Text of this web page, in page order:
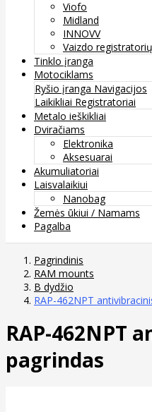
Viofo
Midland
INNOVV
Vaizdo
Tinklo įranga
Motociklams
Ryšio įranga Navigacijos
Laikikliai Registratoriai
Metalo ieškikliai
Dviračiams
Elektronika
Aksesuarai
Akumuliatoriai
Laisvalaikiui
Nanobag
Žemės ūkiui / Namams
Pagalba
Pagrindinis
RAM mounts
B dydžio
RAP-462NPT
RAP-462NPT
pagrindas